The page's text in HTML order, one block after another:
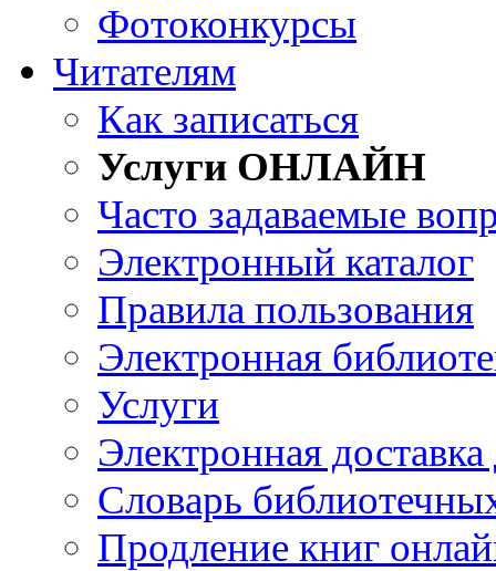
Фотоконкурсы
Читателям
Как записаться
Услуги ОНЛАЙН
Часто задаваемые
Электронный каталог
Правила пользования
Электронная
Услуги
Электронная
Словарь
Продление книг